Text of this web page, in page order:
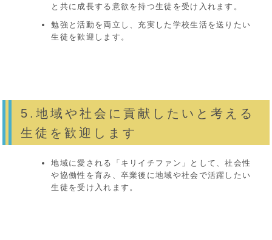
と共に成長する意欲を持つ生徒を受け入れます。
勉強と活動を両立し、充実した学校生活を送りたい
生徒を歓迎します。
5.地域や社会に貢献したいと考える
生徒を歓迎します
地域に愛される「キリイチファン」として、社会性
や協働性を育み、卒業後に地域や社会で活躍したい
生徒を受け入れます。